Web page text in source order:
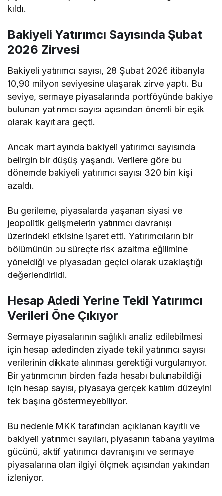
kıldı.
Bakiyeli Yatırımcı Sayısında Şubat
2026 Zirvesi
Bakiyeli yatırımcı sayısı, 28 Şubat 2026 itibarıyla
10,90 milyon seviyesine ulaşarak zirve yaptı. Bu
seviye, sermaye piyasalarında portföyünde bakiye
bulunan yatırımcı sayısı açısından önemli bir eşik
olarak kayıtlara geçti.
Ancak mart ayında bakiyeli yatırımcı sayısında
belirgin bir düşüş yaşandı.Verilere göre bu
dönemde bakiyeli yatırımcı sayısı 320 bin kişi
azaldı.
Bu gerileme, piyasalarda yaşanan siyasi ve
jeopolitik gelişmelerin yatırımcı davranışı
üzerindeki etkisine işaret etti. Yatırımcıların bir
bölümünün bu süreçte risk azaltma eğilimine
yöneldiği ve piyasadan geçici olarak uzaklaştığı
değerlendirildi.
Hesap Adedi Yerine Tekil Yatırımcı
Verileri Öne Çıkıyor
Sermaye piyasalarının sağlıklı analiz edilebilmesi
için hesap adedinden ziyade tekil yatırımcı sayısı
verilerinin dikkate alınması gerektiği vurgulanıyor.
Bir yatırımcının birden fazla hesabı bulunabildiği
için hesap sayısı, piyasaya gerçek katılım düzeyini
tek başına göstermeyebiliyor.
Bu nedenle MKK tarafından açıklanan kayıtlı ve
bakiyeli yatırımcı sayıları, piyasanın tabana yayılma
gücünü, aktif yatırımcı davranışını ve sermaye
piyasalarına olan ilgiyi ölçmek açısından yakından
izleniyor.